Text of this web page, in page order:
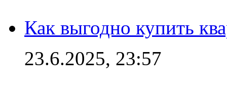
Как выгодно купить
23.6.2025, 23:57